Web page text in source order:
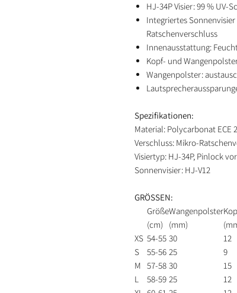
HJ-34P Visier: 99 %
Integriertes
Ratschenverschluss
Innenausstattung:
Kopf- und
Wangenpolster:
Spezifikationen:
Material: Polycarbonat ECE
Verschluss: Mikro-
Visiertyp: HJ-34P, Pinlock
Sonnenvisier: HJ-V12
GRÖSSEN:
Größe
(cm)
Wangenpolster
(mm)
XS 54-55 30
12
S
55-56 25
9
M 57-58 30
15
L
58-59 25
12